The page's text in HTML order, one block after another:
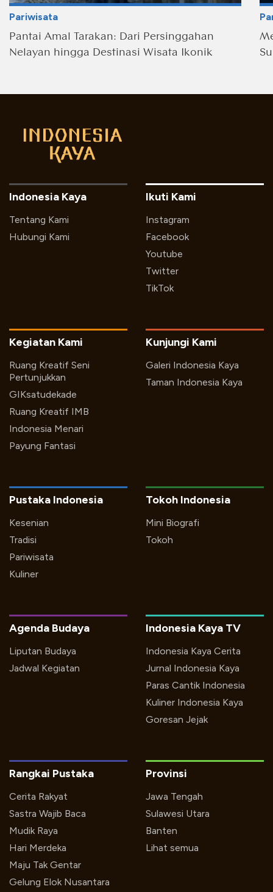
Pariwisata
Pantai Amal Tarakan: Dari Persinggahan
Nelayan hingga Destinasi Wisata Ikonik
Indonesia Kaya
Tentang Kami
Hubungi Kami
Ikuti Kami
Instagram
Facebook
Youtube
Twitter
TikTok
Kegiatan Kami
Ruang Kreatif Seni
Pertunjukkan
GIKsatudekade
Ruang Kreatif IMB
Indonesia Menari
Payung Fantasi
Kunjungi Kami
Galeri Indonesia Kaya
Taman Indonesia Kaya
Pustaka Indonesia
Kesenian
Tradisi
Pariwisata
Kuliner
Tokoh Indonesia
Mini Biografi
Tokoh
Indonesia Kaya TV
Indonesia Kaya Cerita
Jurnal Indonesia Kaya
Paras Cantik Indonesia
Kuliner Indonesia Kaya
Goresan Jejak
Agenda Budaya
Liputan Budaya
Jadwal Kegiatan
Rangkai Pustaka
Cerita Rakyat
Sastra Wajib Baca
Mudik Raya
Hari Merdeka
Maju Tak Gentar
Gelung Elok Nusantara
Provinsi
Jawa Tengah
Sulawesi Utara
Banten
Lihat semua